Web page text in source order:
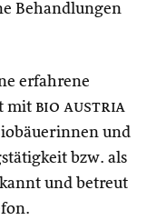
Behandlungen
erfahrene
mit bio austria
und
bzw. als
und betreut